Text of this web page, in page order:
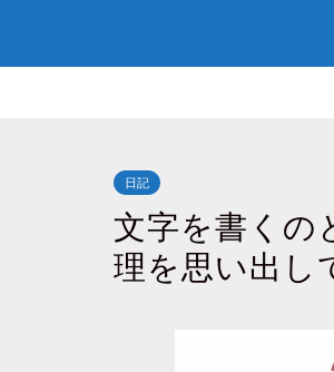
日記
文字を書くの
理を思い出し